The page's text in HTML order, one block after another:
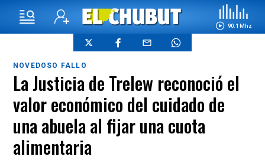
90.1 Mhz
NOVEDOSO FALLO
La Justicia de Trelew reconoció el
valor económico del cuidado de
una abuela al fijar una cuota
alimentaria